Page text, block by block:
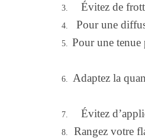
Évitez de
Pour une
Pour une tenue
Adaptez la
Évitez
Rangez votre